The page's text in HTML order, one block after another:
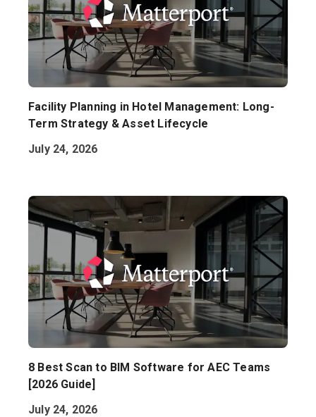
Facility Planning in Hotel Management: Long-
Term Strategy & Asset Lifecycle
July 24, 2026
8 Best Scan to BIM Software for AEC Teams
[2026 Guide]
July 24, 2026